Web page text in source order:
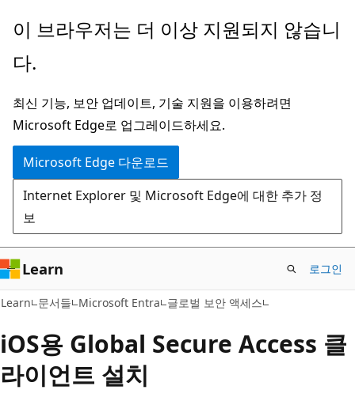
주
콘
츠
로
건
너
뛰
기
이 브라우저는 더 이상 지원되지 않습니
다.
최신 기능, 보안 업데이트, 기술 지원을 이용하려면
Microsoft Edge로 업그레이드하세요.
Microsoft Edge 다운로드
Internet Explorer 및 Microsoft Edge에 대한 추가 정
보
Learn 로그인
Learn 문서들 Microsoft Entra 글로벌 보안 액세스
iOS용 Global Secure Access 클
라이언트 설치